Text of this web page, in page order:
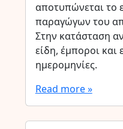
αποτυπώνεται το
παραγώγων του
Στην κατάσταση
είδη, έμποροι και
ημερομηνίες.
Read more »